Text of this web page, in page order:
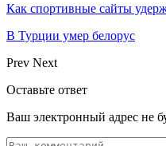
Как спортивные сайты
В Турции умер белорус
Prev Next
Оставьте ответ
Ваш электронный адрес не